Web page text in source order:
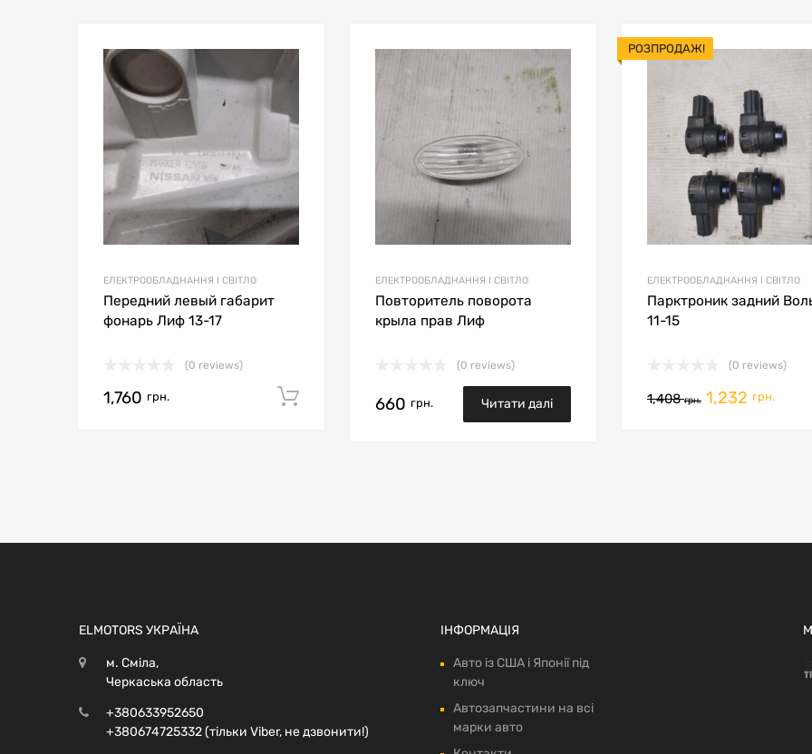
Сравнить товары
ЕЛЕКТРООБЛАДНАННЯ І СВІТЛО
Передний левый габарит
фонарь Лиф 13-17
(0 reviews)
1,760 грн. Додати в кошик
В мой список
Сравнить товары
ЕЛЕКТРООБЛАДНАННЯ І СВІТЛО
Повторитель поворота
крыла прав Лиф
(0 reviews)
660 грн. Читати далі
РОЗПРОДАЖ!
ЕЛЕКТРООБЛАДНАННЯ І СВІТЛО
Парктроник задний
11-15
(0 reviews)
1,408грн. 1,232 грн.
ELMOTORS УКРАЇНА
м. Сміла,
Черкаська область
+380633952650
+380674725332 (тільки Viber, не дзвонити!)
ІНФОРМАЦІЯ
Авто із США і Японії під
ключ
Автозапчастини на всі
марки авто